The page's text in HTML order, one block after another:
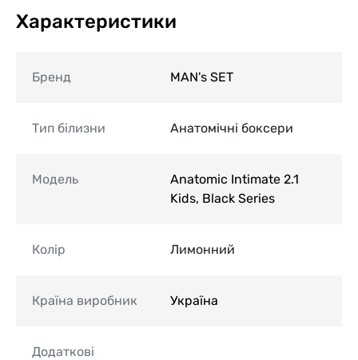
Характеристики
Бренд MAN's SET
Тип білизни Анатомічні боксери
Модель
Anatomic Intimate 2.1
Kids, Black Series
Колір Лимонний
Країна виробник Україна
Додаткові